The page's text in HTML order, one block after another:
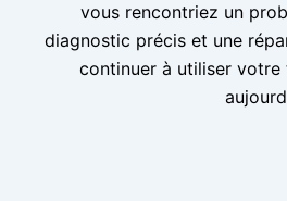
vous rencontriez un
diagnostic précis et une
continuer à utiliser